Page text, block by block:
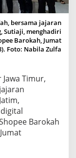
H
S
A
N
T
R
R
E
R
bersama jajaran
Sutiaji, menghadiri
Barokah, Jumat
Foto: Nabila Zulfa
Timur,
Barokah